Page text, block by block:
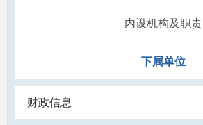
内设机构及职责
下属单位
财政信息